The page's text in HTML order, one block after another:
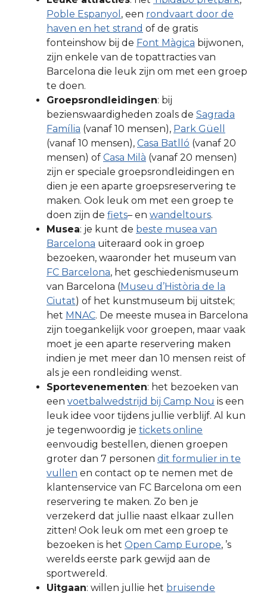
Poble Espanyol , een rondvaart door de
haven en het strand of de gratis
fonteinshow bij de Font Màgica bijwonen,
zijn enkele van de topattracties van
Barcelona die leuk zijn om met een groep
te doen.
Groepsrondleidingen: bij
bezienswaardigheden zoals de Sagrada
Família (vanaf 10 mensen), Park Güell
(vanaf 10 mensen), Casa Batlló (vanaf 20
mensen) of Casa Milà (vanaf 20 mensen)
zijn er speciale groepsrondleidingen en
dien je een aparte groepsreservering te
maken. Ook leuk om met een groep te
doen zijn de fiets– en wandeltours.
Musea: je kunt de beste musea van
Barcelona uiteraard ook in groep
bezoeken, waaronder het museum van
FC Barcelona, het geschiedenismuseum
van Barcelona (Museu d’Història de la
Ciutat) of het kunstmuseum bij uitstek;
het MNAC. De meeste musea in Barcelona
zijn toegankelijk voor groepen, maar vaak
moet je een aparte reservering maken
indien je met meer dan 10 mensen reist of
als je een rondleiding wenst.
Sportevenementen: het bezoeken van
een voetbalwedstrijd bij Camp Nou is een
leuk idee voor tijdens jullie verblijf. Al kun
je tegenwoordig je tickets online
eenvoudig bestellen, dienen groepen
groter dan 7 personen dit formulier in te
vullen en contact op te nemen met de
klantenservice van FC Barcelona om een
reservering te maken. Zo ben je
verzekerd dat jullie naast elkaar zullen
zitten! Ook leuk om met een groep te
bezoeken is het Open Camp Europe, ’s
werelds eerste park gewijd aan de
sportwereld.
Uitgaan: willen jullie het bruisende